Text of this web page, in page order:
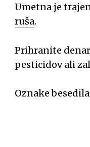
Umetna je
ruša.
Prihranite
pesticidov ali
Oznake